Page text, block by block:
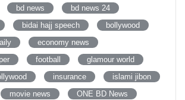
bd news
bd news 24
bidai hajj speech
bollywood
economy news
football
glamour world
insurance
islami jibon
movie news
ONE BD News